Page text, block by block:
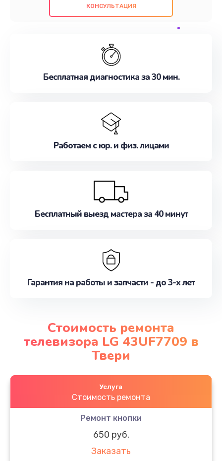
проведенных работ. Наша цель - предоставить
наилучшим образом. Не медлите записаться на
КОНСУЛЬТАЦИЯ
Бесплатная диагностика за 30 мин.
Работаем с юр. и физ. лицами
Бесплатный выезд мастера за 40 минут
Гарантия на работы и запчасти - до 3-х лет
Стоимость ремонта
телевизора LG 43UF7709 в
Твери
Услуга
Стоимость ремонта
Ремонт кнопки
650 руб.
Заказать